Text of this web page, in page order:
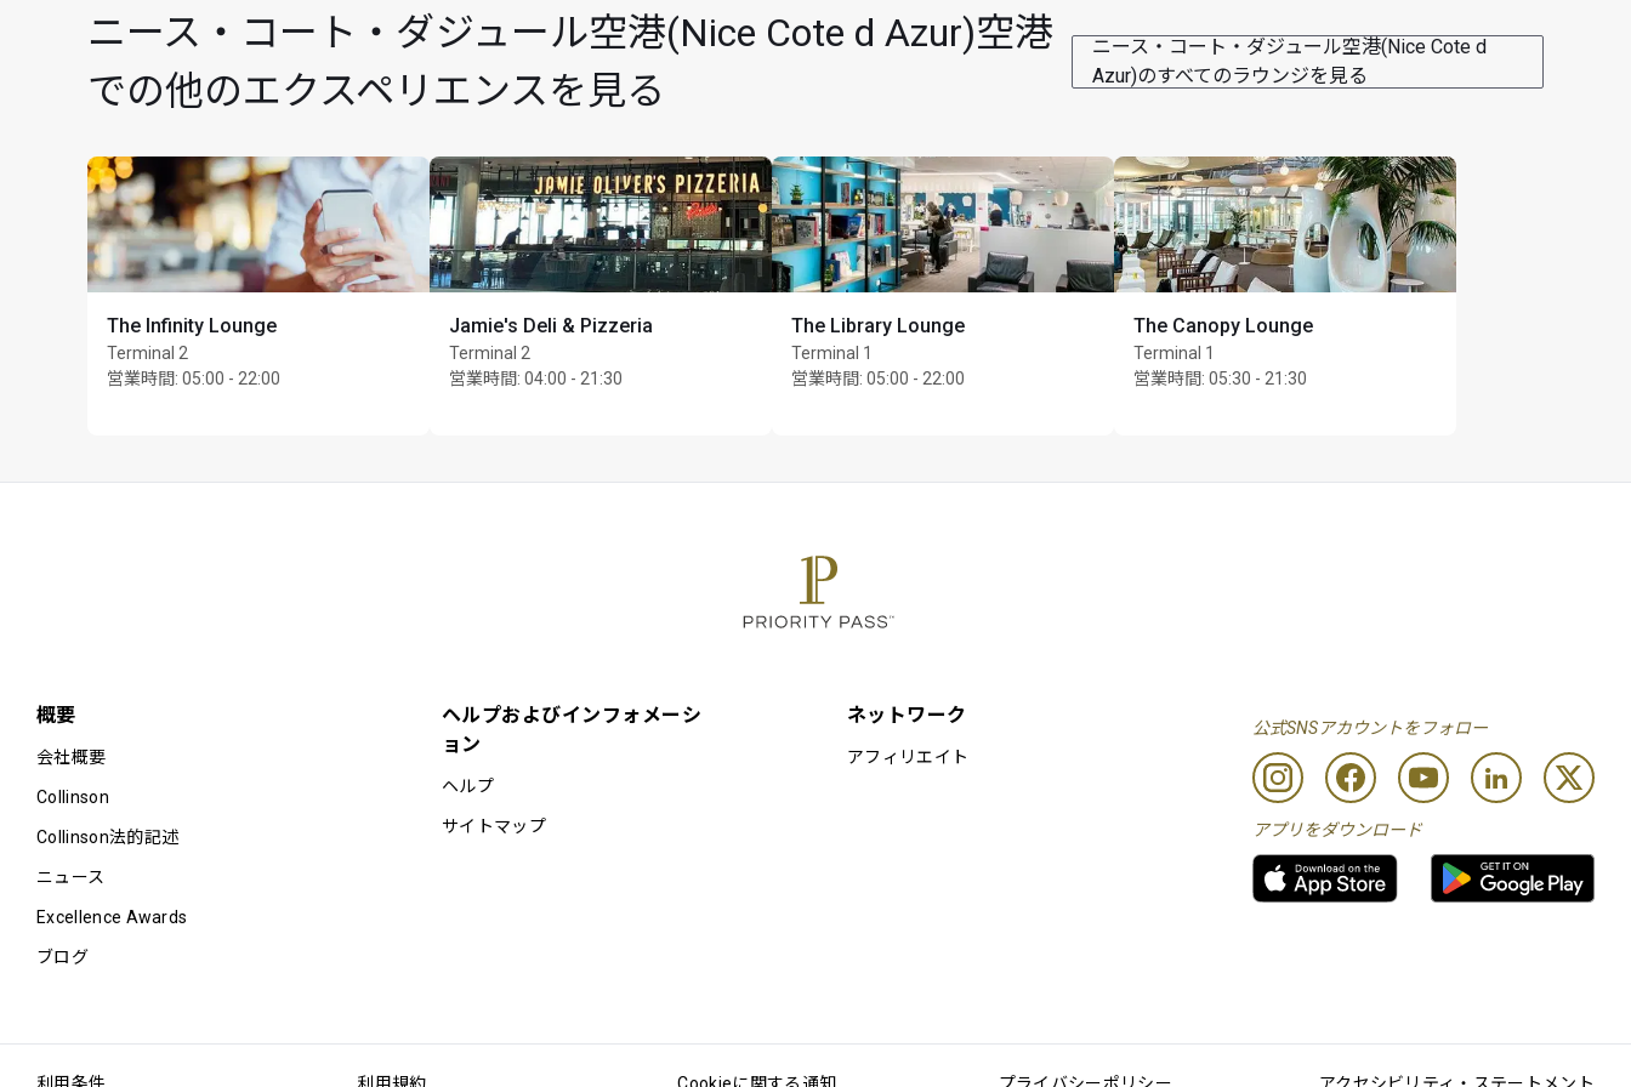
ニース・コート・ダジュール空港(Nice Cote d Azur)空港
での他のエクスペリエンスを見る
ニース・コート・ダジュール空港(Nice Cote d
Azur)のすべてのラウンジを見る
The Infinity Lounge
Terminal 2
営業時間: 05:00 - 22:00
Jamie's Deli & Pizzeria
Terminal 2
営業時間: 04:00 - 21:30
The Library Lounge
Terminal 1
営業時間: 05:00 - 22:00
The Canopy Lounge
Terminal 1
営業時間: 05:30 - 21:30
概要
会社概要
Collinson
Collinson法的記述
ニュース
Excellence Awards
ブログ
ヘルプおよびインフォメーシ
ョン
ヘルプ
サイトマップ
ネットワーク
アフィリエイト
公式SNSアカウントをフォロー
アプリをダウンロード